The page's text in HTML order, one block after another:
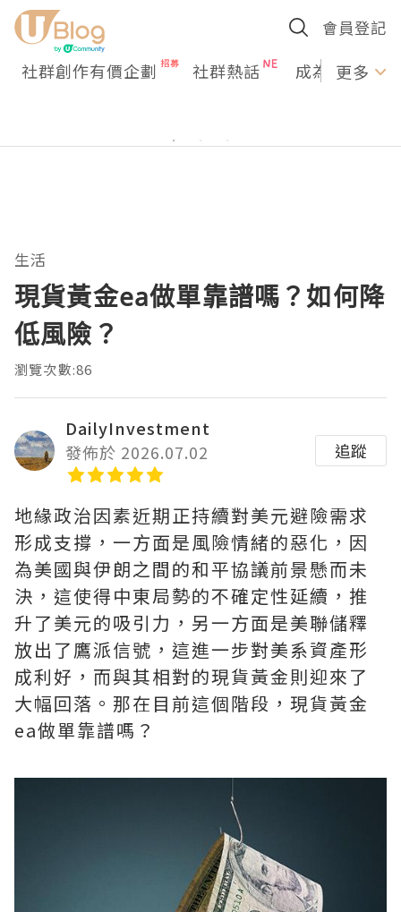
會員登記
社群創作有價企劃 社群熱話 成為U更多
生活
現貨黃金ea做單靠譜嗎？如何降
低風險？
瀏覽次數:86
DailyInvestment
發佈於 2026.07.02
追蹤
地緣政治因素近期正持續對美元避險需求
形成支撐，一方面是風險情緒的惡化，因
為美國與伊朗之間的和平協議前景懸而未
決，這使得中東局勢的不確定性延續，推
升了美元的吸引力，另一方面是美聯儲釋
放出了鷹派信號，這進一步對美系資產形
成利好，而與其相對的現貨黃金則迎來了
大幅回落。那在目前這個階段，現貨黃金
ea做單靠譜嗎？